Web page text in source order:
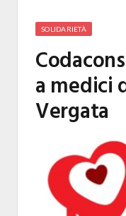
SOLIDARIETÀ
a medici
Vergata